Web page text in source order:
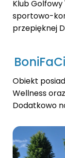
Klub
sportowo-
przepięknej
Obiekt
Wellness
Dodatkowo